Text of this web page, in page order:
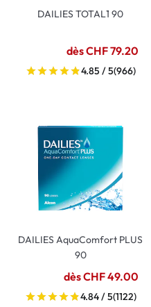
DAILIES TOTAL1 90
dès CHF 79.20
4.85 / 5(966)
DAILIES AquaComfort PLUS
90
dès CHF 49.00
4.84 / 5(1122)